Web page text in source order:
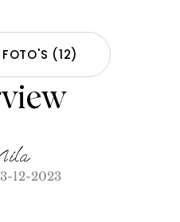
(12)
12-2023